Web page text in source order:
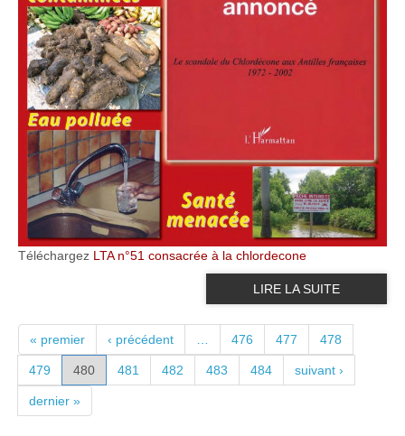
Téléchargez LTA n°51 consacrée à la chlordecone
LIRE LA SUITE
PAGES
« premier ‹ précédent 476 477 478
479 480 481 482 483 484 suivant ›
dernier »